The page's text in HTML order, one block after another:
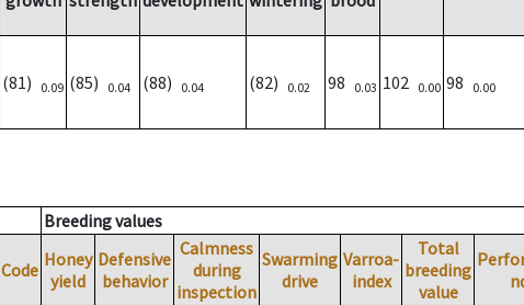
(81) 0.09 (85) 0.04 (88) 0.04 (82) 0.02 98 0.03 102 0.00 98 0.00
Breeding values
Code Honey
yield
Defensive
behavior
Calmness
during
inspection
Swarming
drive
Varroa-
index
Total
breeding
value